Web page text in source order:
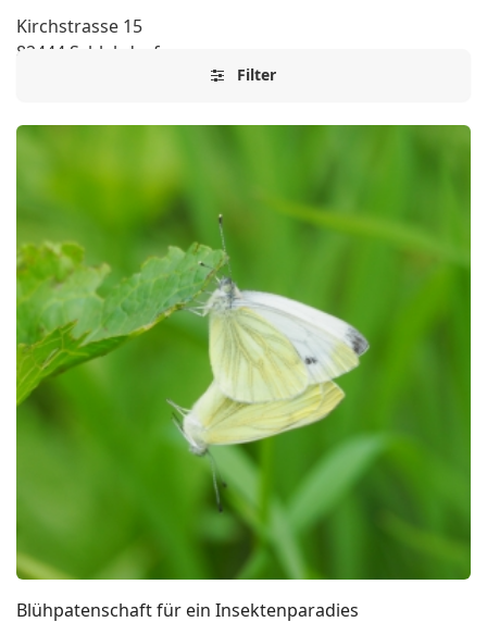
Kirchstrasse 15
82444 Schlehdorf
Filter
Blühpatenschaft für ein Insektenparadies